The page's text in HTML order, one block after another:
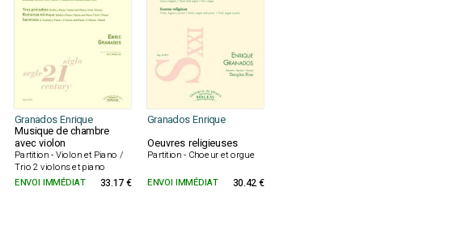
Granados Enrique
Granados Enrique
Musique de chambre
avec violon
Partition - Violon et Piano /
Trio 2 violons et piano
Oeuvres religieuses
Partition - Choeur et orgue
ENVOI IMMÉDIAT 33.17 € ENVOI IMMÉDIAT 30.42 €